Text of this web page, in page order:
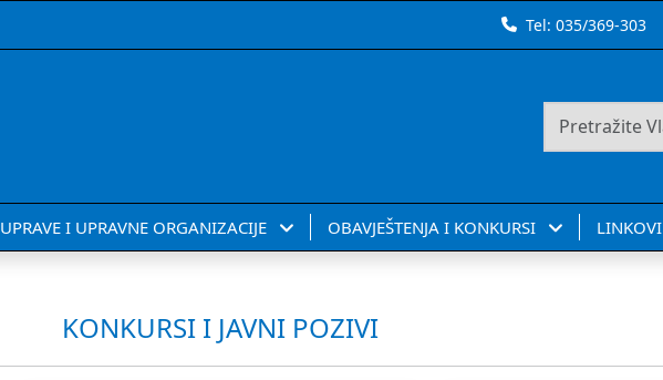
Tel:035/369-303
UPRAVE I UPRAVNE ORGANIZACIJE OBAVJEŠTENJA I KONKURSI LINKOVI
KONKURSI I JAVNI POZIVI